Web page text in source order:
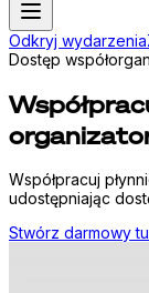
Odkryj wydarzenia
Dostęp
Współpracuj
udostępniając
Stwórz darmowy